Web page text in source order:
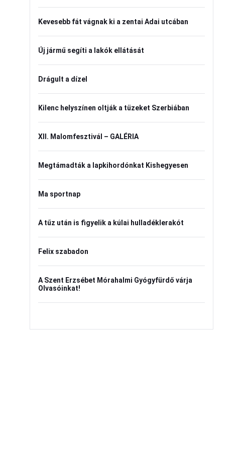
Kevesebb fát vágnak ki a zentai Adai utcában
Új jármű segíti a lakók ellátását
Drágult a dízel
Kilenc helyszínen oltják a tüzeket Szerbiában
XII. Malomfesztivál – GALÉRIA
Megtámadták a lapkihordónkat Kishegyesen
Ma sportnap
A tűz után is figyelik a kúlai hulladéklerakót
Felix szabadon
A Szent Erzsébet Mórahalmi Gyógyfürdő várja
Olvasóinkat!